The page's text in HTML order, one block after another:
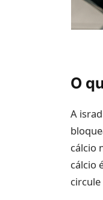
O
A
cálcio
cálcio